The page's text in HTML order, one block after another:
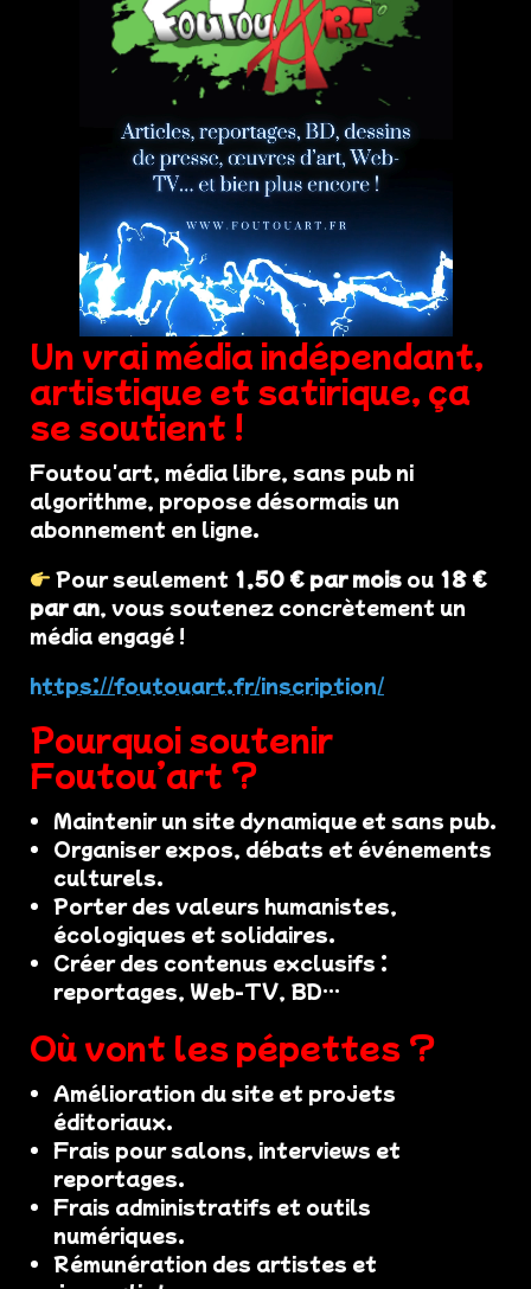
Un vrai média indépendant,
artistique et satirique, ça
se soutient !
Foutou'art, média libre, sans pub ni
algorithme, propose désormais un
abonnement en ligne.
Pour seulement 1,50 € par mois ou 18 €
par an, vous soutenez concrètement un
média engagé !
https://foutouart.fr/inscription/
Pourquoi soutenir
Foutou’art ?
Maintenir un site dynamique et sans pub.
Organiser expos, débats et événements
culturels.
Porter des valeurs humanistes,
écologiques et solidaires.
Créer des contenus exclusifs :
reportages, Web-TV, BD…
Où vont les pépettes ?
Amélioration du site et projets
éditoriaux.
Frais pour salons, interviews et
reportages.
Frais administratifs et outils
numériques.
Rémunération des artistes et